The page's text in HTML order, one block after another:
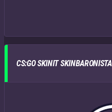
CS:GO SKINIT SKINBARONISTA